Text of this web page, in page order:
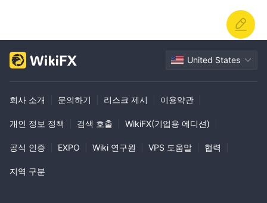
United States
회사 소개 문의하기 리스크 제시 이용약관
개인 정보 정책 검색 호출 WikiFX(기업용 에디션)
공식 인증 EXPO Wiki 연구원 VPS 도움말 협력
지역 구분